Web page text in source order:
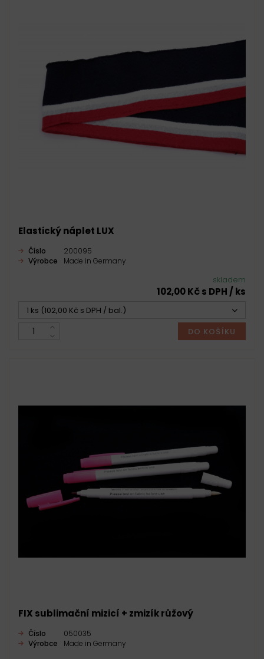
Elastický náplet LUX
Číslo
200095
Výrobce
Made in Germany
skladem
102,00 Kč s DPH / ks
1 ks (102,00 Kč s DPH / bal.)
DO KOŠÍKU
FIX sublimační mizicí + zmizík růžový
Číslo
050035
Výrobce
Made in Germany